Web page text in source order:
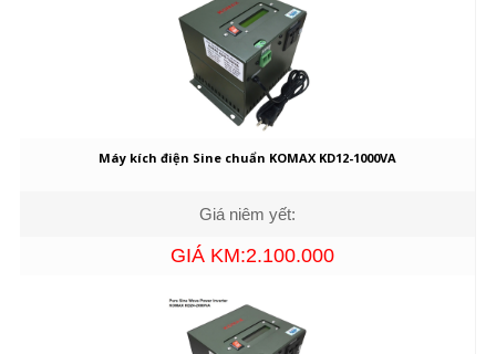
Máy kích điện Sine chuẩn KOMAX KD12-1000VA
Giá niêm yết:
GIÁ KM:2.100.000